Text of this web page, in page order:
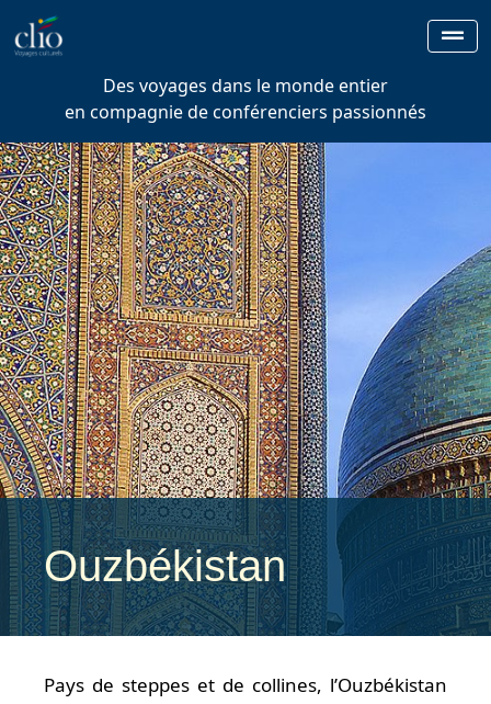
Des voyages dans le monde entier
en compagnie de conférenciers passionnés
Ouzbékistan
Pays de steppes et de collines, l’Ouzbékistan